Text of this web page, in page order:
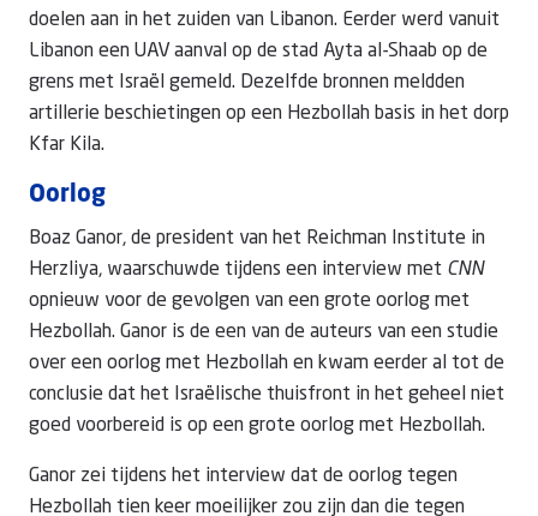
doelen aan in het zuiden van Libanon. Eerder werd vanuit
Libanon een UAV aanval op de stad Ayta al-Shaab op de
grens met Israël gemeld. Dezelfde bronnen meldden
artillerie beschietingen op een Hezbollah basis in het dorp
Kfar Kila.
Oorlog
Boaz Ganor, de president van het Reichman Institute in
Herzliya, waarschuwde tijdens een interview met CNN
opnieuw voor de gevolgen van een grote oorlog met
Hezbollah. Ganor is de een van de auteurs van een studie
over een oorlog met Hezbollah en kwam eerder al tot de
conclusie dat het Israëlische thuisfront in het geheel niet
goed voorbereid is op een grote oorlog met Hezbollah.
Ganor zei tijdens het interview dat de oorlog tegen
Hezbollah tien keer moeilijker zou zijn dan die tegen